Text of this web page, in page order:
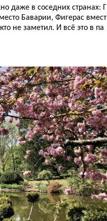
даже в соседних странах: Г
Баварии, Фигерас вмест
не заметил. И всё это в па